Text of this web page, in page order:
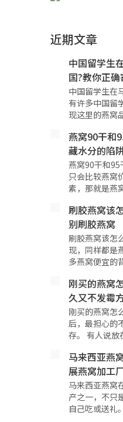
近期文章
中国留学生
国?教你正
中国留学生在
有许多中国留
现这里的燕窝
燕窝90干和
藏水分的陷
燕窝90干和95
只会比较燕窝
素，那就是燕
刷胶燕窝该
别刷胶燕窝
刷胶燕窝该怎
现，同样都是
多燕窝便宜的
刚买的燕窝
久又不发霉
刚买的燕窝怎
后，最担心的
存。 有人说
马来西亚燕
展燕窝加工
马来西亚燕窝
产之一，不只
自己吃或送礼